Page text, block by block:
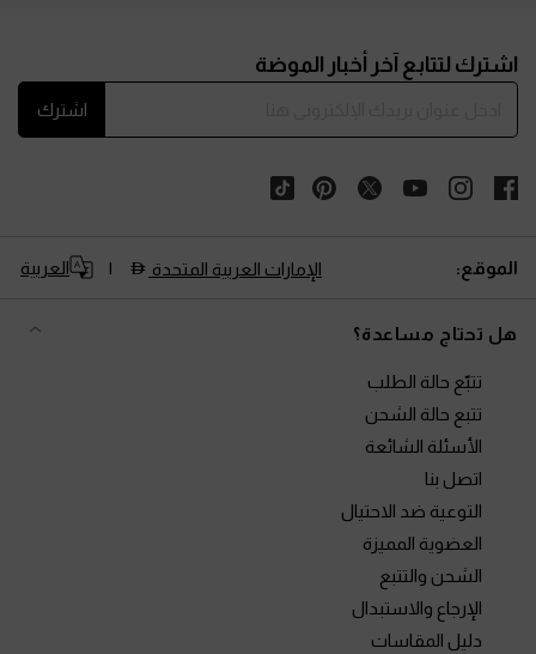
اشترك لتتابع آخر أخبار الموضة
اشترك
الموقع: الإمارات العربية المتحدة العربية
هل تحتاج مساعدة؟
تتبّع حالة الطلب
تتبع حالة الشحن
الأسئلة الشائعة
اتصل بنا
التوعية ضد الاحتيال
العضوية المميزة
الشحن والتتبع
الإرجاع والاستبدال
دليل المقاسات